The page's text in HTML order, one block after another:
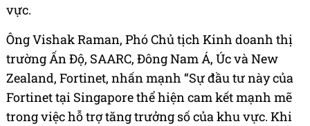
vực.
Ông Vishak Raman, Phó Chủ tịch Kinh doanh thị
trường Ấn Độ, SAARC, Đông Nam Á, Úc và New
Zealand, Fortinet, nhấn mạnh “Sự đầu tư này của
Fortinet tại Singapore thể hiện cam kết mạnh mẽ
trong việc hỗ trợ tăng trưởng số của khu vực. Khi